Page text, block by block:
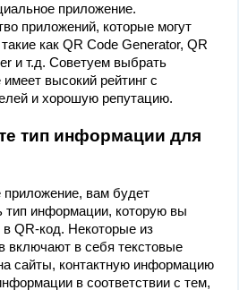
приложение.
приложений, которые могут
как QR Code Generator, QR
и т.д. Советуем выбрать
высокий рейтинг с
и хорошую репутацию.
тип информации для
приложение, вам будет
тип информации, которую вы
в QR-код. Некоторые из
включают в себя текстовые
сайты, контактную информацию
в соответствии с тем,